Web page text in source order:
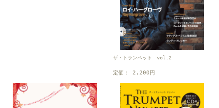
ザ・トランペット vol.2
定価： 2,200円